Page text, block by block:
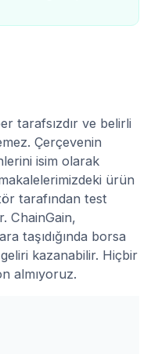
tarafsızdır ve belirli
Çerçevenin
isim olarak
ürün
tarafından test
ChainGain,
taşıdığında borsa
kazanabilir. Hiçbir
almıyoruz.